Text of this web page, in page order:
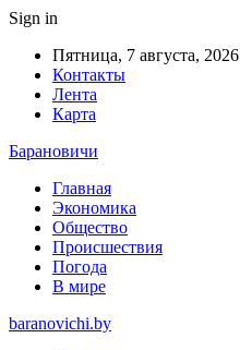
Sign in
Пятница, 7 августа, 2026
Контакты
Лента
Карта
Барановичи
Главная
Экономика
Общество
Происшествия
Погода
В мире
baranovichi.by